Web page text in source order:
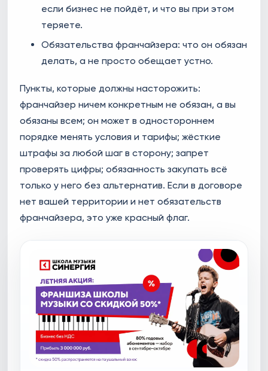
если бизнес не пойдёт, и что вы при этом
теряете.
Обязательства франчайзера: что он обязан
делать, а не просто обещает устно.
Пункты, которые должны насторожить:
франчайзер ничем конкретным не обязан, а вы
обязаны всем; он может в одностороннем
порядке менять условия и тарифы; жёсткие
штрафы за любой шаг в сторону; запрет
проверять цифры; обязанность закупать всё
только у него без альтернатив. Если в договоре
нет вашей территории и нет обязательств
франчайзера, это уже красный флаг.